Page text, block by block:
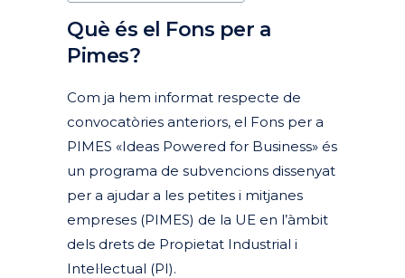
Què és el Fons per a
Pimes?
Com ja hem informat respecte de
convocatòries anteriors, el Fons per a
PIMES «Ideas Powered for Business» és
un programa de subvencions dissenyat
per a ajudar a les petites i mitjanes
empreses (PIMES) de la UE en l’àmbit
dels drets de Propietat Industrial i
Intel·lectual (PI).